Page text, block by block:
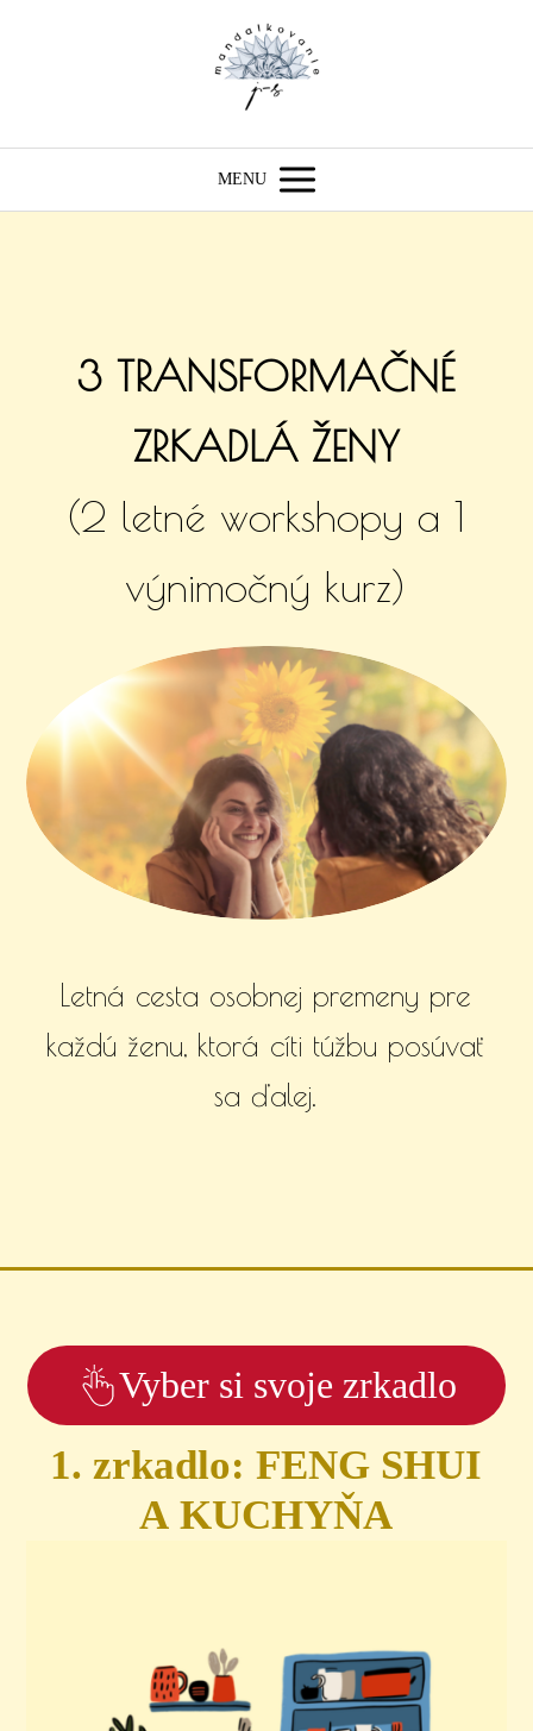
MENU
3 TRANSFORMAČNÉ
ZRKADLÁ ŽENY
(2 letné workshopy a 1
výnimočný kurz)
Letná cesta osobnej premeny pre
každú ženu, ktorá cíti túžbu posúvať
sa ďalej.
Vyber si svoje zrkadlo
1. zrkadlo: FENG SHUI
A KUCHYŇA